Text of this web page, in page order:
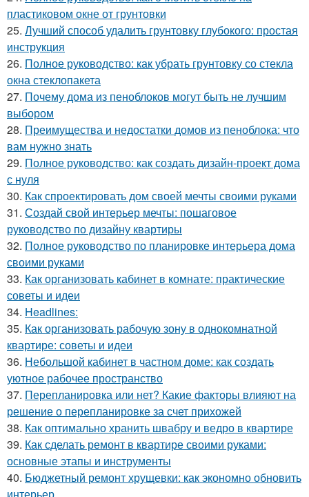
пластиковом окне от грунтовки
25. Лучший способ удалить грунтовку глубокого: простая
инструкция
26. Полное руководство: как убрать грунтовку со стекла
окна стеклопакета
27. Почему дома из пеноблоков могут быть не лучшим
выбором
28. Преимущества и недостатки домов из пеноблока: что
вам нужно знать
29. Полное руководство: как создать дизайн-проект дома
с нуля
30. Как спроектировать дом своей мечты своими руками
31. Создай свой интерьер мечты: пошаговое
руководство по дизайну квартиры
32. Полное руководство по планировке интерьера дома
своими руками
33. Как организовать кабинет в комнате: практические
советы и идеи
34. Headlines:
35. Как организовать рабочую зону в однокомнатной
квартире: советы и идеи
36. Небольшой кабинет в частном доме: как создать
уютное рабочее пространство
37. Перепланировка или нет? Какие факторы влияют на
решение о перепланировке за счет прихожей
38. Как оптимально хранить швабру и ведро в квартире
39. Как сделать ремонт в квартире своими руками:
основные этапы и инструменты
40. Бюджетный ремонт хрущевки: как экономно обновить
интерьер